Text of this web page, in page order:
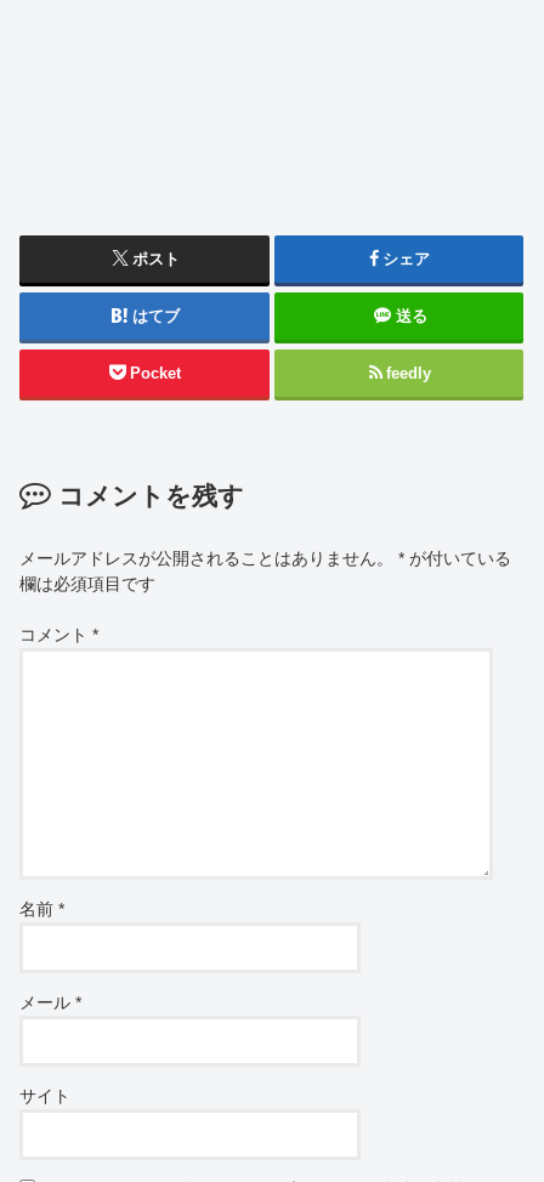
ポスト シェア
はてブ 送る
Pocket feedly
コメントを残す
メールアドレスが公開されることはありません。 * が付いている
欄は必須項目です
コメント*
名前*
メール*
サイト